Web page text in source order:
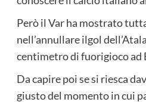
Però il Var ha mostrato
nell’annullare ilgol
centimetro di fuorigioco ad
Da capire poi se si riesca
giusto del momento in cui